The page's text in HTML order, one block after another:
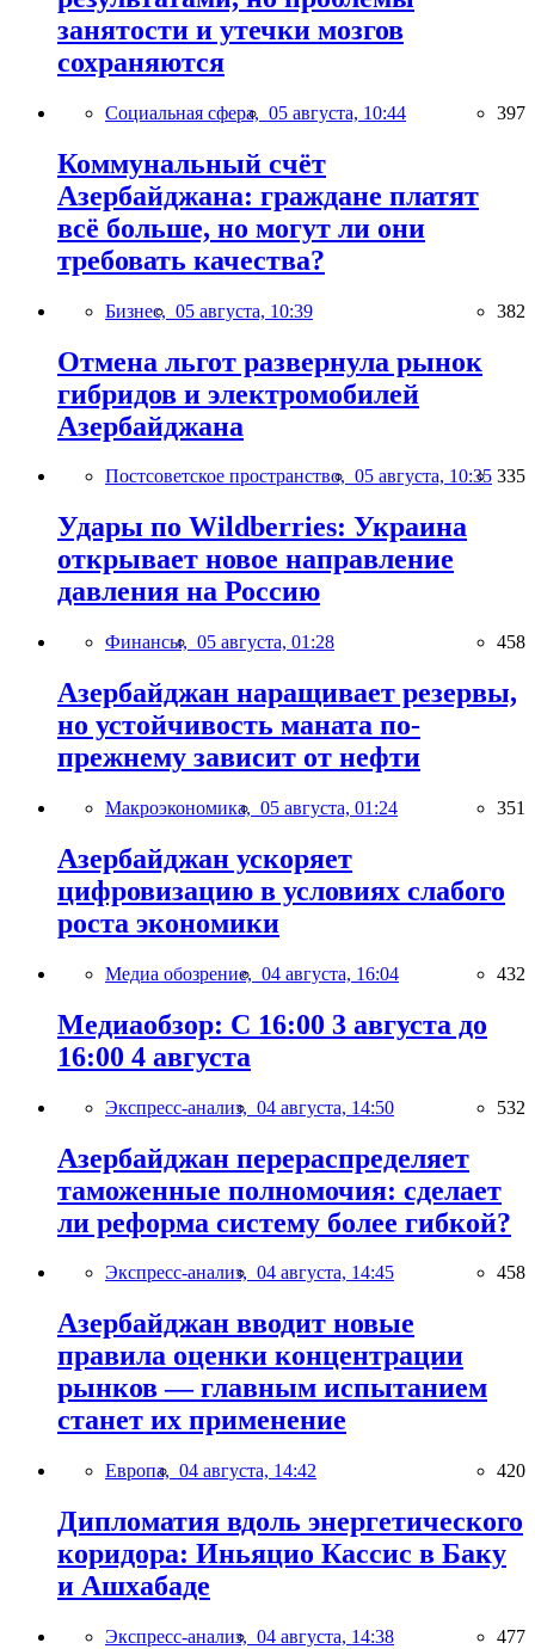
занятости и утечки мозгов
сохраняются
Социальная сфера, 05 августа, 10:44 397
Коммунальный счёт
Азербайджана: граждане платят
всё больше, но могут ли они
требовать качества?
Бизнес, 05 августа, 10:39 382
Отмена льгот развернула рынок
гибридов и электромобилей
Азербайджана
Постсоветское пространство, 05 августа, 10:35 335
Удары по Wildberries: Украина
открывает новое направление
давления на Россию
Финансы, 05 августа, 01:28 458
Азербайджан наращивает резервы,
но устойчивость маната по-
прежнему зависит от нефти
Макроэкономика, 05 августа, 01:24 351
Азербайджан ускоряет
цифровизацию в условиях слабого
роста экономики
Медиа обозрение, 04 августа, 16:04 432
Медиаобзор: С 16:00 3 августа до
16:00 4 августа
Экспресс-анализ, 04 августа, 14:50 532
Азербайджан перераспределяет
таможенные полномочия: сделает
ли реформа систему более гибкой?
Экспресс-анализ, 04 августа, 14:45 458
Азербайджан вводит новые
правила оценки концентрации
рынков — главным испытанием
станет их применение
Европа, 04 августа, 14:42 420
Дипломатия вдоль энергетического
коридора: Иньяцио Кассис в Баку
и Ашхабаде
Экспресс-анализ, 04 августа, 14:38 477